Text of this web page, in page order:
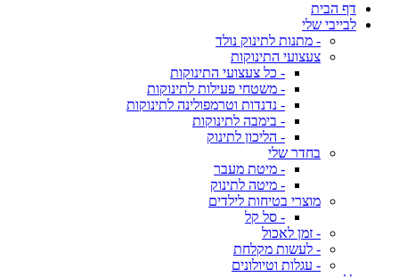
דף הבית
לבייבי שלי
- מתנות לתינוק נולד
צעצועי התינוקות
- כל צעצועי התינוקות
- משטחי פעילות לתינוקות
- נדנדות וטרמפולינה לתינוקות
- בימבה לתינוקות
- הליכון לתינוק
בחדר שלי
- מיטת מעבר
- מיטה לתינוק
מוצרי בטיחות לילדים
- סל קל
- זמן לאכול
- לעשות מקלחת
- עגלות וטיולונים